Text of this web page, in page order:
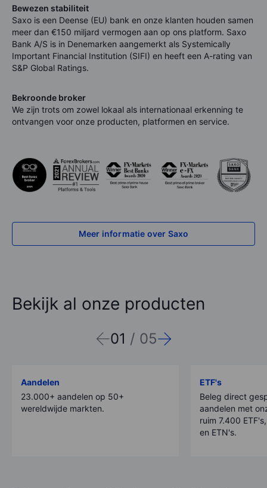
Bewezen stabiliteit
Saxo is een Deense (EU) bank en onze klanten houden samen
meer dan €150 miljard vermogen aan op ons platform. Saxo
Bank A/S is in Denemarken aangemerkt als Systemically
Important Financial Institution (SIFI) en heeft een A-rating van
S&P Global Ratings.
Bekroonde broker
We zijn trots om zowel lokaal als internationaal erkenning te
ontvangen voor onze producten, platformen en service.
Meer informatie over Saxo
Bekijk al onze producten
01 / 05
Aandelen
23.000+ aandelen op 50+
wereldwijde markten.
ETF's
Beleg direct
aandelen met
ruim 7.400
en ETN's.